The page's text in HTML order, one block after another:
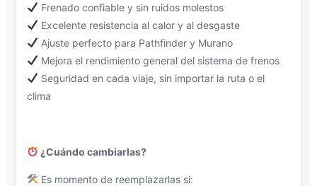
Frenado confiable y sin ruidos molestos
Excelente resistencia al calor y al desgaste
Ajuste perfecto para Pathfinder y Murano
Mejora el rendimiento general del sistema de frenos
Seguridad en cada viaje, sin importar la ruta o el
clima
¿Cuándo cambiarlas?
Es momento de reemplazarlas si: